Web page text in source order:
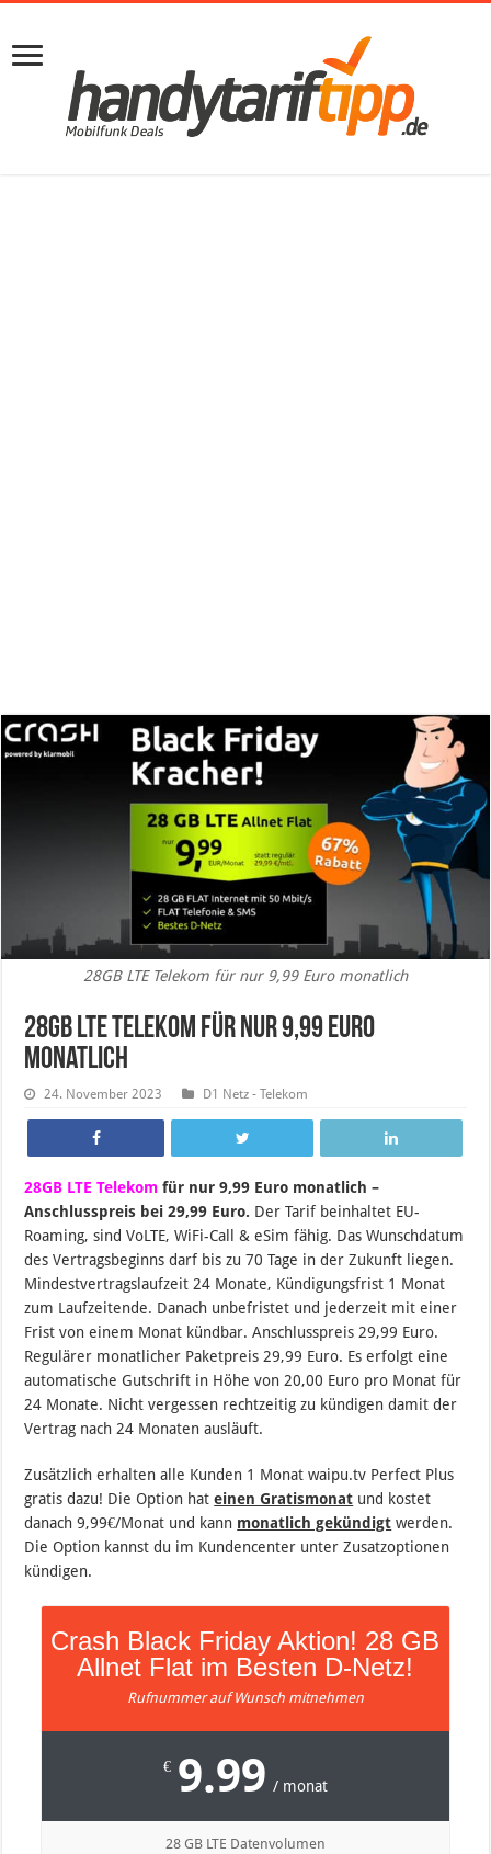
28GB LTE Telekom für nur 9,99 Euro monatlich
28GB LTE Telekom für nur 9,99 Euro
monatlich
24. November 2023 D1 Netz - Telekom
28GB LTE Telekom für nur 9,99 Euro monatlich –
Anschlusspreis bei 29,99 Euro. Der Tarif beinhaltet EU-
Roaming, sind VoLTE, WiFi-Call & eSim fähig. Das Wunschdatum
des Vertragsbeginns darf bis zu 70 Tage in der Zukunft liegen.
Mindestvertragslaufzeit 24 Monate, Kündigungsfrist 1 Monat
zum Laufzeitende. Danach unbefristet und jederzeit mit einer
Frist von einem Monat kündbar. Anschlusspreis 29,99 Euro.
Regulärer monatlicher Paketpreis 29,99 Euro. Es erfolgt eine
automatische Gutschrift in Höhe von 20,00 Euro pro Monat für
24 Monate. Nicht vergessen rechtzeitig zu kündigen damit der
Vertrag nach 24 Monaten ausläuft.
Zusätzlich erhalten alle Kunden 1 Monat waipu.tv Perfect Plus
gratis dazu! Die Option hateinen Gratismonat und kostet
danach 9,99€/Monat und kann monatlich gekündigt werden.
Die Option kannst du im Kundencenter unter Zusatzoptionen
kündigen.
Crash Black Friday Aktion! 28 GB
Allnet Flat im Besten D-Netz!
Rufnummer auf Wunsch mitnehmen
€ 9.99 / monat
28 GB LTE Datenvolumen